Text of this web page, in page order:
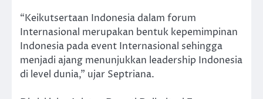
“Keikutsertaan Indonesia dalam forum
Internasional merupakan bentuk kepemimpinan
Indonesia pada event Internasional sehingga
menjadi ajang menunjukkan leadership Indonesia
di level dunia,” ujar Septriana.